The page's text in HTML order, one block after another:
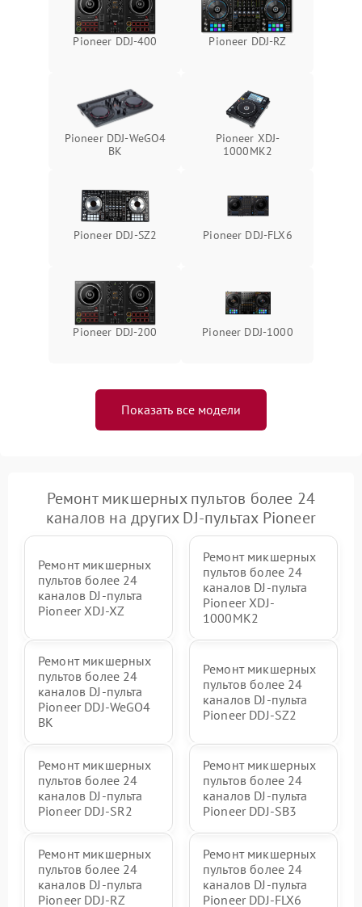
Неисправность системы
защиты от
перенапряжения
1000 ₽ Подробнее →
защиты от замыкания
Повреждение системы
защиты от перегрузок
Подробнее →
Неисправность системы
защиты от перегрева
Подробнее →
Поломка системы защиты
Pioneer DDJ-400 Pioneer DDJ-RZ
Pioneer DDJ-WeGO4
BK
Pioneer XDJ-
1000MK2
Pioneer DDJ-SZ2 Pioneer DDJ-FLX6
Pioneer DDJ-200 Pioneer DDJ-1000
Показать все модели
Ремонт микшерных пультов более 24
каналов на других DJ-пультах Pioneer
Ремонт микшерных
пультов более 24
каналов DJ-пульта
Pioneer XDJ-XZ
Ремонт микшерных
пультов более 24
каналов DJ-пульта
Pioneer XDJ-
1000MK2
Ремонт микшерных
пультов более 24
каналов DJ-пульта
Pioneer DDJ-WeGO4
BK
Ремонт микшерных
пультов более 24
каналов DJ-пульта
Pioneer DDJ-SZ2
Ремонт микшерных
пультов более 24
каналов DJ-пульта
Pioneer DDJ-SR2
Ремонт микшерных
пультов более 24
каналов DJ-пульта
Pioneer DDJ-SB3
Ремонт микшерных
пультов более 24
каналов DJ-пульта
Pioneer DDJ-RZ
Ремонт микшерных
пультов более 24
каналов DJ-пульта
Pioneer DDJ-FLX6